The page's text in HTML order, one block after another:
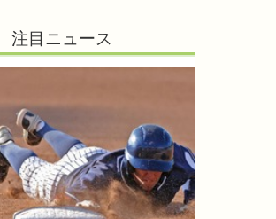
注目ニュース